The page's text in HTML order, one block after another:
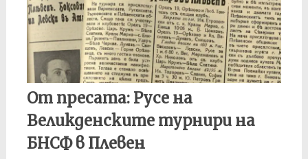
От пресата: Русе на
Великденските турнири на
БНСФ в Плевен